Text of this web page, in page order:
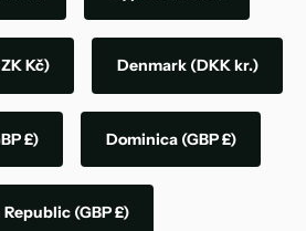
Kč) Denmark (DKK kr.)
£) Dominica (GBP £)
(GBP £)